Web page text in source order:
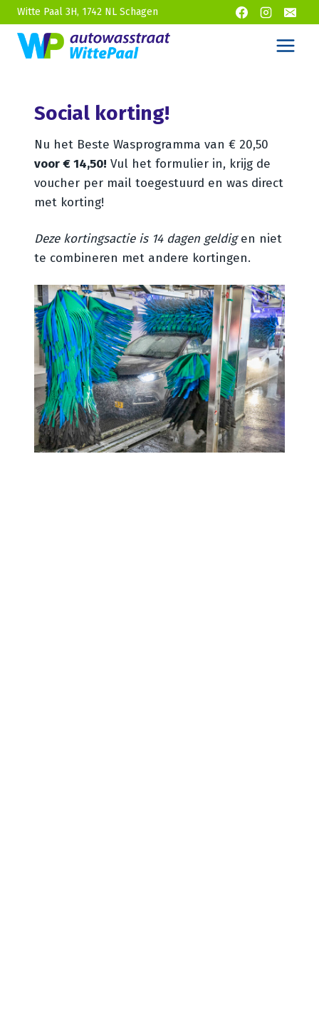
Doorgaan
naar
inhoud
Witte Paal 3H, 1742 NL Schagen
Social korting!
Nu het Beste Wasprogramma van € 20,50
voor € 14,50! Vul het formulier in, krijg de
voucher per mail toegestuurd en was direct
met korting!
Deze kortingsactie is 14 dagen geldigen niet
te combineren met andere kortingen.